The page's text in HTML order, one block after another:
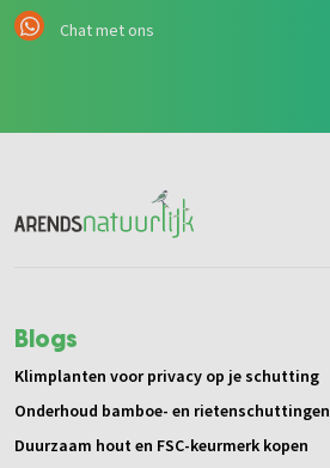
Chat met ons
Blogs
Klimplanten voor privacy op je schutting
Onderhoud bamboe- en rietenschuttingen
Duurzaam hout en FSC-keurmerk kopen